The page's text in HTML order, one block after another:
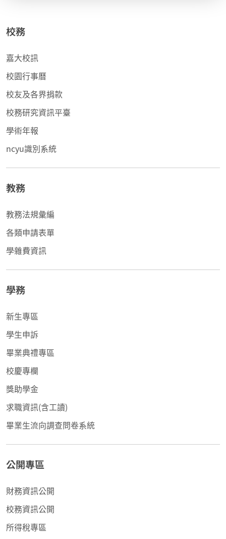
校務
嘉大校訊
校園行事曆
校友及各界捐款
校務研究資訊平臺
學術年報
ncyu識別系統
教務
教務法規彙編
各類申請表單
學雜費資訊
學務
新生專區
學生申訴
畢業典禮專區
校慶專欄
獎助學金
求職資訊(含工讀)
畢業生流向調查問卷系統
公開專區
財務資訊公開
校務資訊公開
所得稅專區